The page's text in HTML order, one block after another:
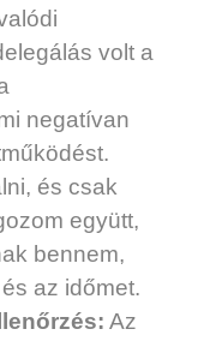
volt a
negatívan
és csak
együtt,
bennem,
az időmet.
Az